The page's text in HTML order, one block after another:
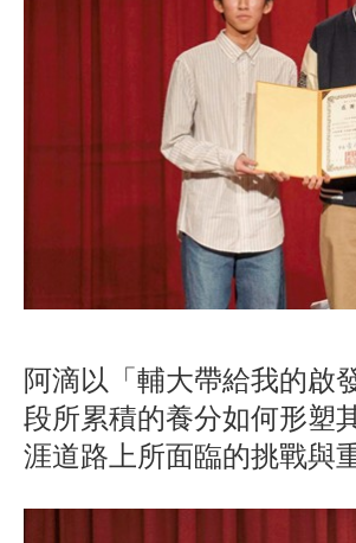
阿滴以「輔大帶給我的啟
段所累積的養分如何形塑
涯道路上所面臨的挑戰與